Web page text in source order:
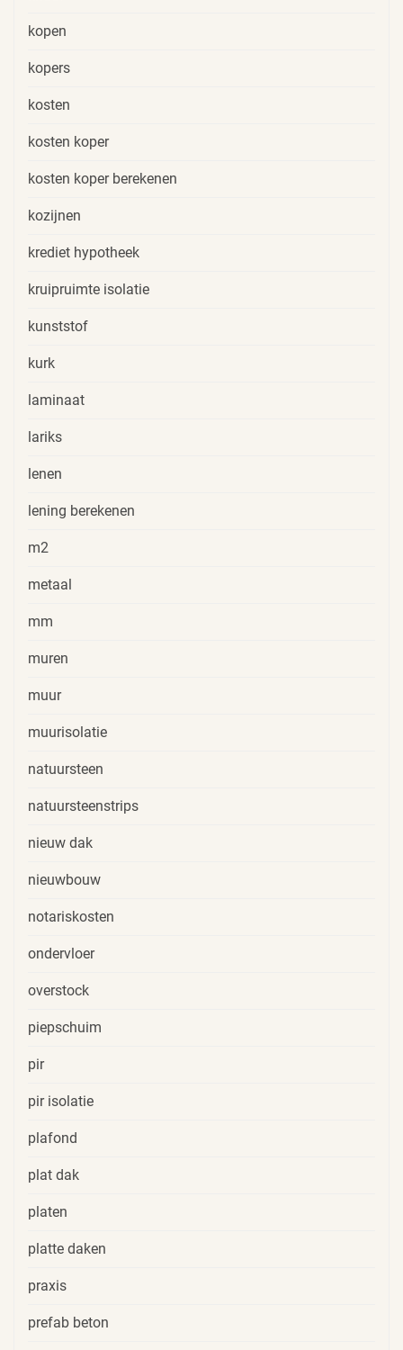
kopen
kopers
kosten
kosten koper
kosten koper berekenen
kozijnen
krediet hypotheek
kruipruimte isolatie
kunststof
kurk
laminaat
lariks
lenen
lening berekenen
m2
metaal
mm
muren
muur
muurisolatie
natuursteen
natuursteenstrips
nieuw dak
nieuwbouw
notariskosten
ondervloer
overstock
piepschuim
pir
pir isolatie
plafond
plat dak
platen
platte daken
praxis
prefab beton